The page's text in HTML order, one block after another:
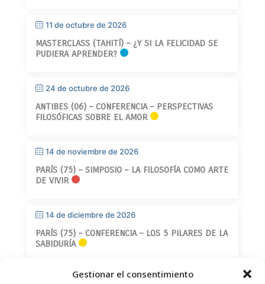
Gestionar el consentimiento
11 de octubre de 2026
MASTERCLASS (TAHITÍ) – ¿Y SI LA FELICIDAD SE
PUDIERA APRENDER?
24 de octubre de 2026
ANTIBES (06) – CONFERENCIA – PERSPECTIVAS
FILOSÓFICAS SOBRE EL AMOR
14 de noviembre de 2026
PARÍS (75) – SIMPOSIO – LA FILOSOFÍA COMO ARTE
DE VIVIR
14 de diciembre de 2026
PARÍS (75) – CONFERENCIA – LOS 5 PILARES DE LA
SABIDURÍA